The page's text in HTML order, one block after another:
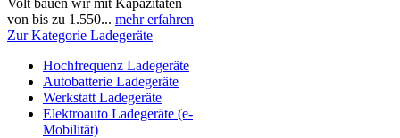
Volt bauen wir mit Kapazitäten
von bis zu 1.550... mehr erfahren
Zur Kategorie Ladegeräte
Hochfrequenz Ladegeräte
Autobatterie Ladegeräte
Werkstatt Ladegeräte
Elektroauto Ladegeräte (e-
Mobilität)